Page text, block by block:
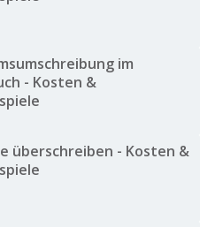
im
- Kosten &
überschreiben - Kosten &